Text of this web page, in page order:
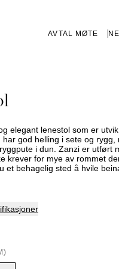
AVTAL MØTE
Stockholm
BUTIKKER
elegant lenestol som er
har god helling i sete og
i dun. Zanzi er utført
krever for mye av rommet
et behagelig sted å hvile